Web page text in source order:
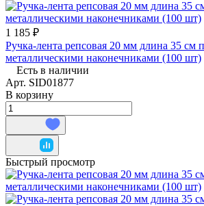
1 185 ₽
Ручка-лента репсовая 20 мм длина 35 см
металлическими наконечниками (100 шт)
Есть в наличии
Арт. SID01877
В корзину
Быстрый просмотр